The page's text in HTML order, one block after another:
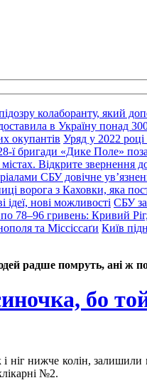
колаборанту, який
в Україну понад
окупантів Уряд у 2022 році
ї бригади «Дике Поле»
Відкрите звернення
СБУ довічне
ворога з Каховки, яка
ідеї, нові можливості СБУ
78–96 гривень: Кривий
та Міссіссаґи Київ
радше помруть, ані ж
бо
ніг нижче колін, залишили
№2.